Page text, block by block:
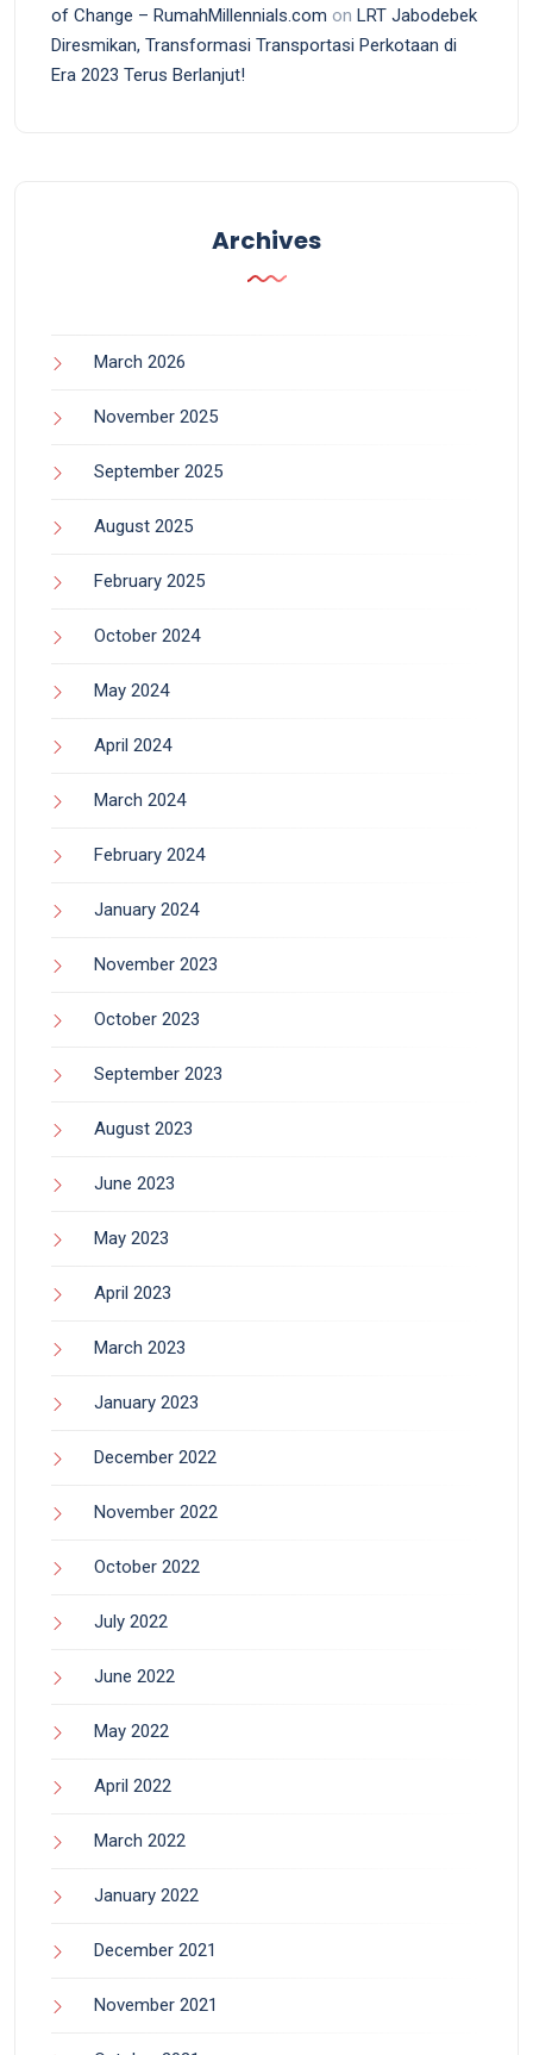
of Change – RumahMillennials.com on LRT Jabodebek
Diresmikan, Transformasi Transportasi Perkotaan di
Era 2023 Terus Berlanjut!
Archives
March 2026
November 2025
September 2025
August 2025
February 2025
October 2024
May 2024
April 2024
March 2024
February 2024
January 2024
November 2023
October 2023
September 2023
August 2023
June 2023
May 2023
April 2023
March 2023
January 2023
December 2022
November 2022
October 2022
July 2022
June 2022
May 2022
April 2022
March 2022
January 2022
December 2021
November 2021